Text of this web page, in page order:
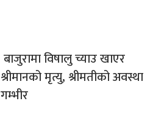
बाजुरामा विषालु च्याउ खाएर
श्रीमानको मृत्यु, श्रीमतीको अवस्था
गम्भीर